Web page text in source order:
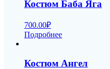
Костюм Баба Яга
700.00₽
Подробнее
Костюм Ангел